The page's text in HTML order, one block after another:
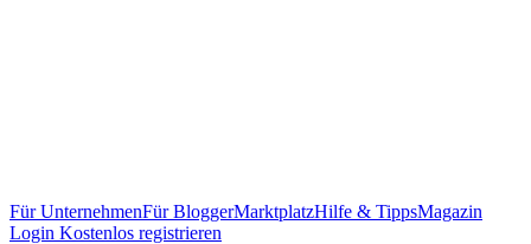
Für UnternehmenFür BloggerMarktplatzHilfe & TippsMagazin
Login Kostenlos registrieren